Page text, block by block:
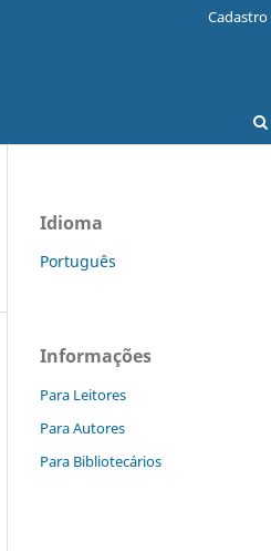
Cadastro
Idioma
Português
Informações
Para Leitores
Para Autores
Para Bibliotecários